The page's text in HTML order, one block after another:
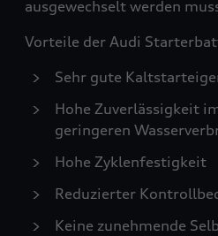
ausgewechselt werden
Vorteile der Audi
Sehr gute
Hohe Zuverlässigkeit
geringeren
Hohe Zyklenfestigkeit
Reduzierter
Keine zunehmende